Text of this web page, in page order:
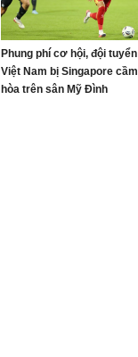
Phung phí cơ hội, đội tuyển
Việt Nam bị Singapore cầm
hòa trên sân Mỹ Đình